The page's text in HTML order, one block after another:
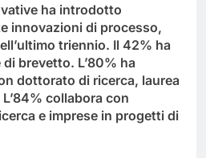
ha introdotto
innovazioni di processo,
triennio. Il 42% ha
brevetto. L’80% ha
dottorato di ricerca, laurea
collabora con
e imprese in progetti di